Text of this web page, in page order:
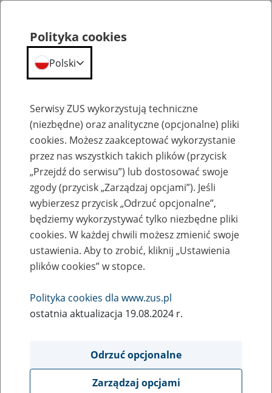
Szkolenia
Zaproś ZUS do siebie - zakładanie profili
eZUS w siedzibie Twojej firmy
Rodzaj wydarzenia
Szkolenia
Obszar merytoryczny
obsługa klientów
Polityka cookies
Polski
Serwisy ZUS wykorzystują techniczne
(niezbędne) oraz analityczne (opcjonalne) pliki
cookies. Możesz zaakceptować wykorzystanie
przez nas wszystkich takich plików (przycisk
„Przejdź do serwisu”) lub dostosować swoje
zgody (przycisk „Zarządzaj opcjami”). Jeśli
wybierzesz przycisk „Odrzuć opcjonalne”,
będziemy wykorzystywać tylko niezbędne pliki
cookies. W każdej chwili możesz zmienić swoje
ustawienia. Aby to zrobić, kliknij „Ustawienia
plików cookies” w stopce.
Polityka cookies dla www.zus.pl
ostatnia aktualizacja 19.08.2024 r.
Odrzuć opcjonalne
Zarządzaj opcjami